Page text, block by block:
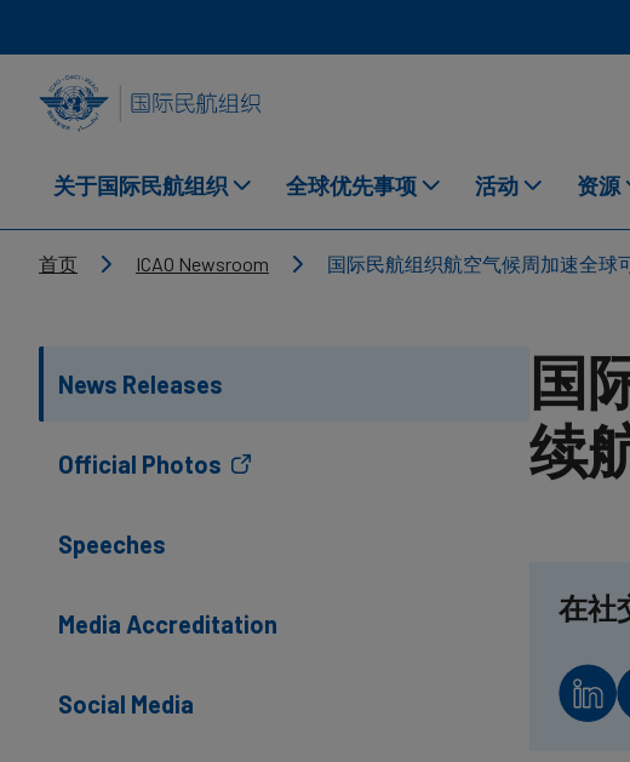
关于国际民航组织 全球优先事项 活动 资源
Breadcrumb
首页 ICAO Newsroom 国际民航组织航空气候周加速全球
News Releases
Official Photos
Speeches
Media Accreditation
Social Media
国
续
在社